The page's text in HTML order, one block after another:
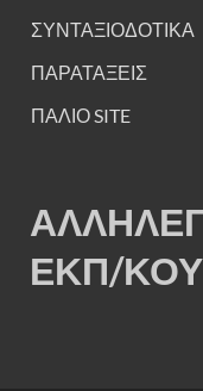
ΣΥΝΤΑΞΙΟΔΟΤΙΚΑ
ΠΑΡΑΤΑΞΕΙΣ
ΠΑΛΙΟ SITE
ΕΚΠ/